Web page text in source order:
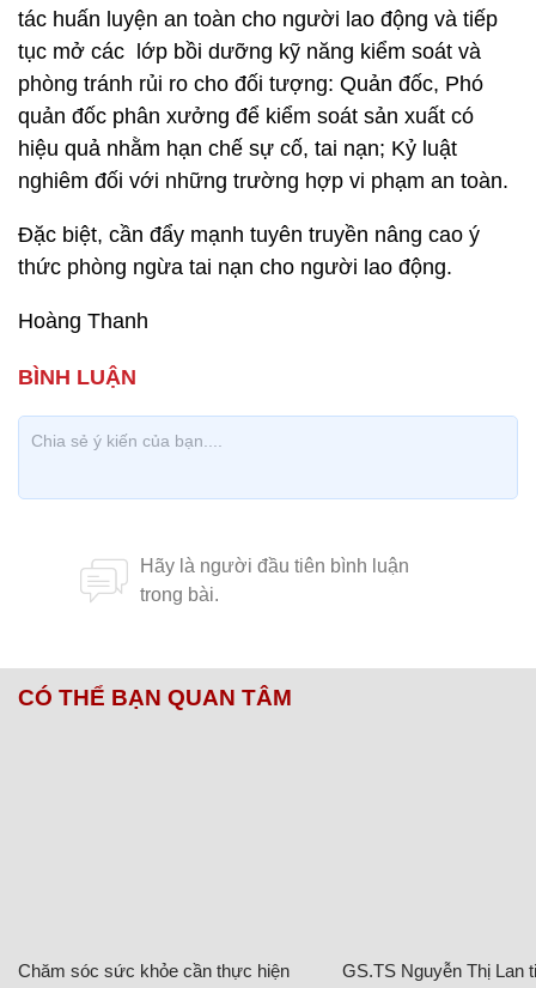
tác huấn luyện an toàn cho người lao động và tiếp
tục mở các lớp bồi dưỡng kỹ năng kiểm soát và
phòng tránh rủi ro cho đối tượng: Quản đốc, Phó
quản đốc phân xưởng để kiểm soát sản xuất có
hiệu quả nhằm hạn chế sự cố, tai nạn; Kỷ luật
nghiêm đối với những trường hợp vi phạm an toàn.
Đặc biệt, cần đẩy mạnh tuyên truyền nâng cao ý
thức phòng ngừa tai nạn cho người lao động.
Hoàng Thanh
CÓ THỂ BẠN QUAN TÂM
Chăm sóc sức khỏe cần thực hiện GS.TS Nguyễn Thị Lan